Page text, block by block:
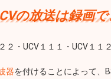
の放送は録画
２・UCV１１１・UCV１
器を付けることによって、